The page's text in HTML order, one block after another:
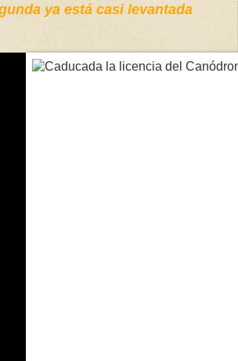
ya está casi levantada